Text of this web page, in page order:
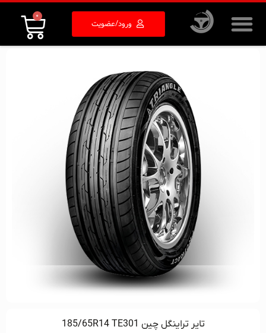
ورود/عضویت
0
تایر تراینگل چین 185/65R14 TE301